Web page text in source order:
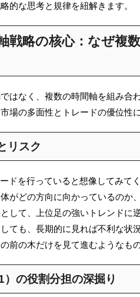
的な思考と規律を紐解きます。
戦略の核心：なぜ複
はなく、複数の時間軸を組み合
場の多面性とトレードの優位性に
リスク
ドを行っていると想像してみて
がどの方向に向かっているのか
して、上位足の強いトレンドに
ても、長期的に見れば不利な状
前の木だけを見て進むようなもの
の役割分担の深掘り